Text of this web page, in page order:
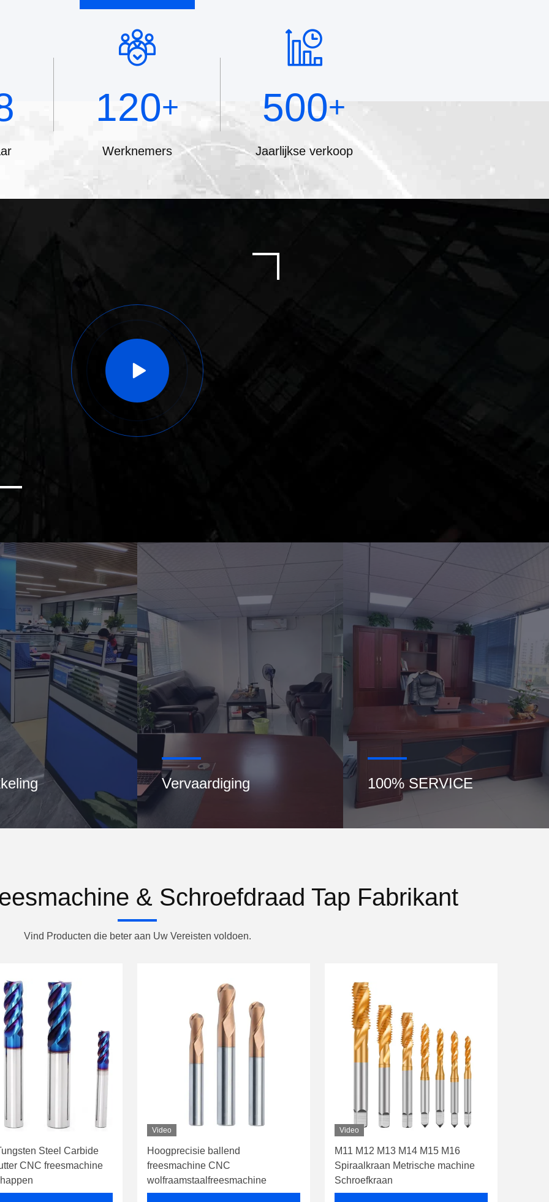
120+
Werknemers
500+
Jaarlijkse verkoop
Vervaardiging 100% SERVICE
& Schroefdraad Tap Fabrikant
Vind Producten die beter aan Uw Vereisten voldoen.
Steel Carbide
CNC freesmachine
Video
Hoogprecisie ballend
freesmachine CNC
wolfraamstaalfreesmachine
Video
M11 M12 M13 M14 M15 M16
Spiraalkraan Metrische machine
Schroefkraan